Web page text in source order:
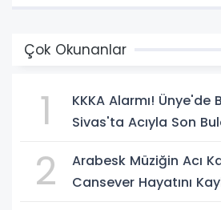
Çok Okunanlar
1
KKKA Alarmı!
Sivas'ta Acıyla Son
2
Arabesk Müziğin Acı
Cansever Hayatını